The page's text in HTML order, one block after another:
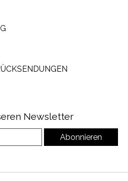
Newsletter
Abonnieren